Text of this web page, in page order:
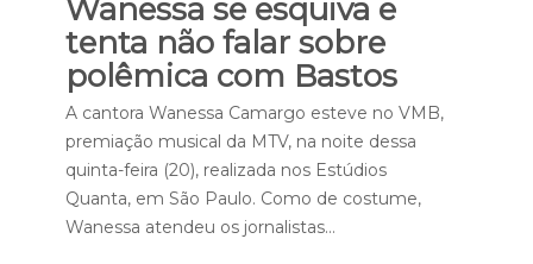
Wanessa se esquiva e
tenta não falar sobre
polêmica com Bastos
A cantora Wanessa Camargo esteve no VMB,
premiação musical da MTV, na noite dessa
quinta-feira (20), realizada nos Estúdios
Quanta, em São Paulo. Como de costume,
Wanessa atendeu os jornalistas…